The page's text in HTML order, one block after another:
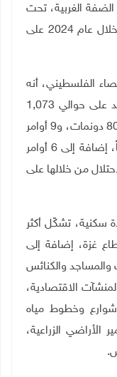
الغربية، تحت
ذرائع ومسميات مختلفة، حيث استولى خلال عام 2024 على
الفلسطيني، أنه
خلال 2024 تم إصدار 35 أمراً بوضع اليد على حوالي 1,073
دونماً، وخمسة أوامر استملاك لحوالي 803 دونمات، و9 أوامر
إعلان أراضي دولة لحوالي 24,597 دونماً، إضافة إلى 6 أوامر
من خلالها على
دمر 330 ألف وحدة سكنية، تشكّل أكثر
غزة، إضافة إلى
والكنائس
الاقتصادية،
شوارع وخطوط مياه
الزراعية،
.